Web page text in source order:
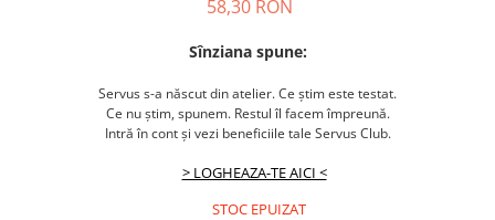
58,30 RON
Sînziana spune:
Servus s-a născut din atelier. Ce știm este testat.
Ce nu știm, spunem. Restul îl facem împreună.
Intră în cont și vezi beneficiile tale Servus Club.
> LOGHEAZA-TE AICI <
STOC EPUIZAT